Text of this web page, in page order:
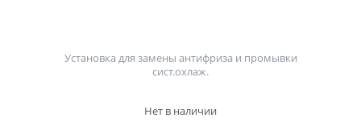
Установка для замены антифриза и промывки
сист.охлаж.
Нет в наличии